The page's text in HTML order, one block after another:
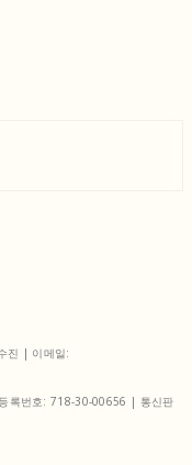
진 | 이메일:
록번호: 718-30-00656 | 통신판